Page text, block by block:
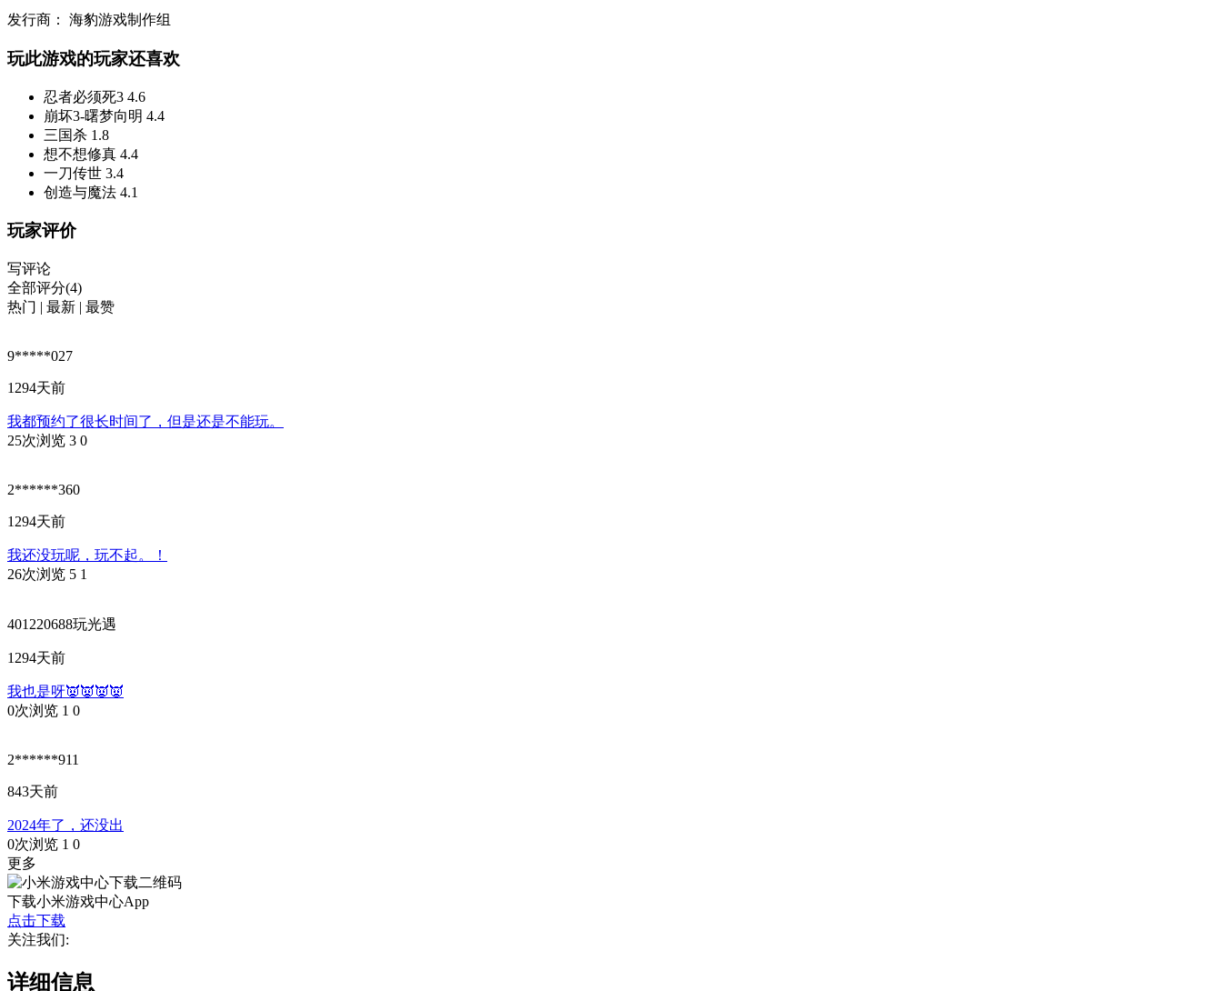
发行商： 海豹游戏制作组
玩此游戏的玩家还喜欢
忍者必须死3 4.6
崩坏3-曙梦向明 4.4
三国杀 1.8
想不想修真 4.4
一刀传世 3.4
创造与魔法 4.1
玩家评价
写评论
全部评分(4)
热门 | 最新 | 最赞
9*****027
1294天前
我都预约了很长时间了，但是还是不能玩。
25次浏览 3 0
2******360
1294天前
我还没玩呢，玩不起。！
26次浏览 5 1
401220688玩光遇
1294天前
我也是呀👿👿👿👿
0次浏览 1 0
2******911
843天前
2024年了，还没出
0次浏览 1 0
更多
下载小米游戏中心App
点击下载
关注我们:
详细信息